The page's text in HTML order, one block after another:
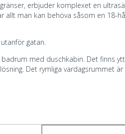
erbjuder komplexet en
man kan behöva såsom en 18-
gatan.
med duschkabin. Det finns
Det rymliga vardagsrummet